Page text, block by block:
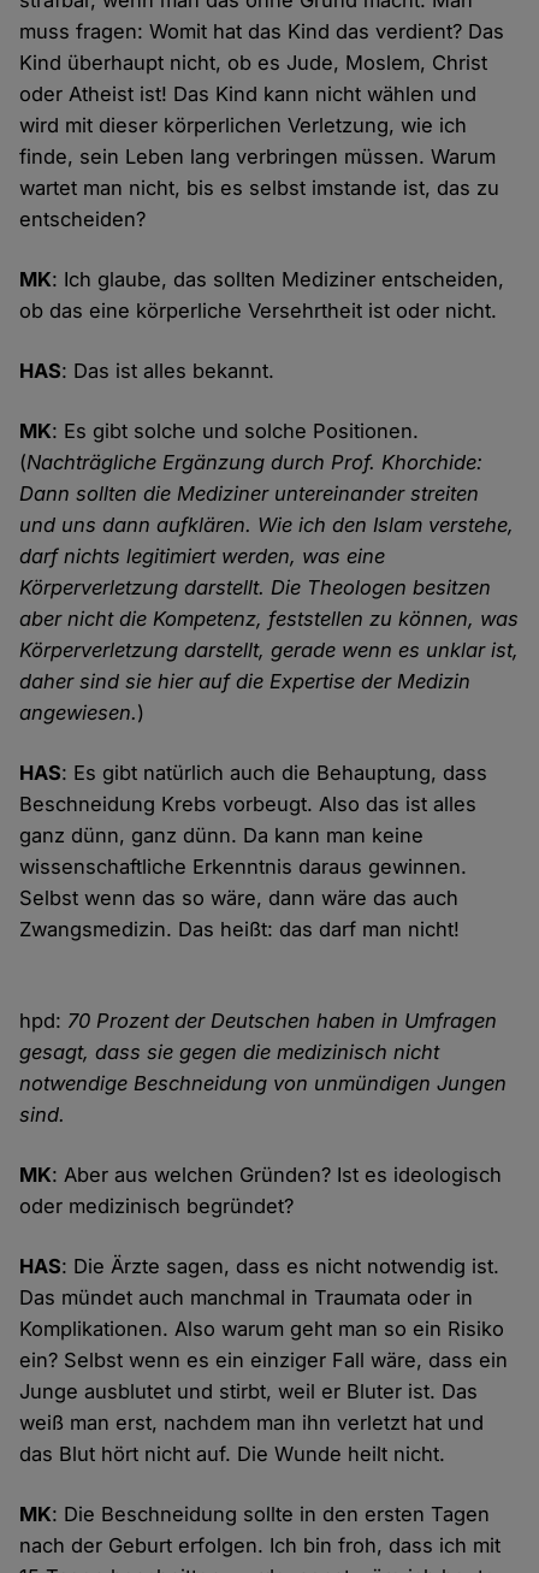
muss fragen: Womit hat das Kind das verdient? Das
Kind überhaupt nicht, ob es Jude, Moslem, Christ
oder Atheist ist! Das Kind kann nicht wählen und
wird mit dieser körperlichen Verletzung, wie ich
finde, sein Leben lang verbringen müssen. Warum
wartet man nicht, bis es selbst imstande ist, das zu
entscheiden?
MK: Ich glaube, das sollten Mediziner entscheiden,
ob das eine körperliche Versehrtheit ist oder nicht.
HAS: Das ist alles bekannt.
MK: Es gibt solche und solche Positionen.
(Nachträgliche Ergänzung durch Prof. Khorchide:
Dann sollten die Mediziner untereinander streiten
und uns dann aufklären. Wie ich den Islam verstehe,
darf nichts legitimiert werden, was eine
Körperverletzung darstellt. Die Theologen besitzen
aber nicht die Kompetenz, feststellen zu können, was
Körperverletzung darstellt, gerade wenn es unklar ist,
daher sind sie hier auf die Expertise der Medizin
angewiesen.)
HAS: Es gibt natürlich auch die Behauptung, dass
Beschneidung Krebs vorbeugt. Also das ist alles
ganz dünn, ganz dünn. Da kann man keine
wissenschaftliche Erkenntnis daraus gewinnen.
Selbst wenn das so wäre, dann wäre das auch
Zwangsmedizin. Das heißt: das darf man nicht!
hpd: 70 Prozent der Deutschen haben in Umfragen
gesagt, dass sie gegen die medizinisch nicht
notwendige Beschneidung von unmündigen Jungen
sind.
MK: Aber aus welchen Gründen? Ist es ideologisch
oder medizinisch begründet?
HAS: Die Ärzte sagen, dass es nicht notwendig ist.
Das mündet auch manchmal in Traumata oder in
Komplikationen. Also warum geht man so ein Risiko
ein? Selbst wenn es ein einziger Fall wäre, dass ein
Junge ausblutet und stirbt, weil er Bluter ist. Das
weiß man erst, nachdem man ihn verletzt hat und
das Blut hört nicht auf. Die Wunde heilt nicht.
MK: Die Beschneidung sollte in den ersten Tagen
nach der Geburt erfolgen. Ich bin froh, dass ich mit